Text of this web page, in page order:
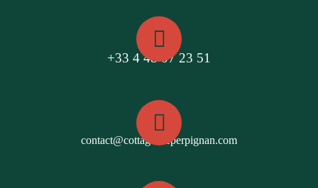
+33 4 48 07 23 51
contact@cottagesdeperpignan.com